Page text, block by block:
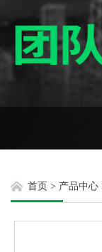
首页 > 产品中心